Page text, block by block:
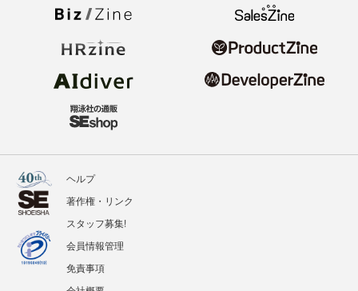
ヘルプ
著作権・リンク
スタッフ募集!
会員情報管理
免責事項